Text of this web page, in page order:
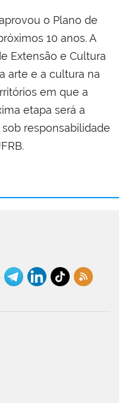
o Plano de
10 anos. A
Extensão e Cultura
arte e a cultura na
em que a
etapa será a
responsabilidade